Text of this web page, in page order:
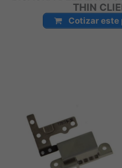
THIN
Cotizar este